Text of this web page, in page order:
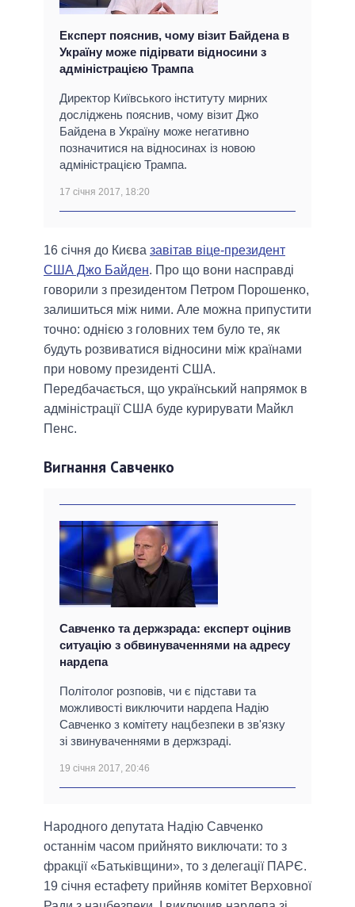
Експерт пояснив, чому візит Байдена в
Україну може підірвати відносини з
адміністрацією Трампа
Директор Київського інституту мирних
досліджень пояснив, чому візит Джо
Байдена в Україну може негативно
позначитися на відносинах із новою
адміністрацією Трампа.
17 січня 2017, 18:20
16 січня до Києва завітав віце-президент
США Джо Байден. Про що вони насправді
говорили з президентом Петром Порошенко,
залишиться між ними. Але можна припустити
точно: однією з головних тем було те, як
будуть розвиватися відносини між країнами
при новому президенті США.
Передбачається, що український напрямок в
адміністрації США буде курирувати Майкл
Пенс.
Вигнання Савченко
Савченко та держзрада: експерт оцінив
ситуацію з обвинуваченнями на адресу
нардепа
Політолог розповів, чи є підстави та
можливості виключити нардепа Надію
Савченко з комітету нацбезпеки в зв'язку
зі звинуваченнями в держзраді.
19 січня 2017, 20:46
Народного депутата Надію Савченко
останнім часом прийнято виключати: то з
фракції «Батьківщини», то з делегації ПАРЄ.
19 січня естафету прийняв комітет Верховної